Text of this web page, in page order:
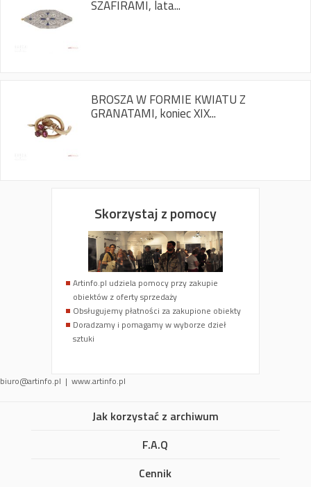
SZAFIRAMI, lata...
BROSZA W FORMIE KWIATU Z
GRANATAMI, koniec XIX...
Skorzystaj z pomocy
Artinfo.pl udziela pomocy przy zakupie
obiektów z oferty sprzedaży
Obsługujemy płatności za zakupione obiekty
Doradzamy i pomagamy w wyborze dzieł
sztuki
biuro@artinfo.pl | www.artinfo.pl
Jak korzystać z archiwum
F.A.Q
Cennik